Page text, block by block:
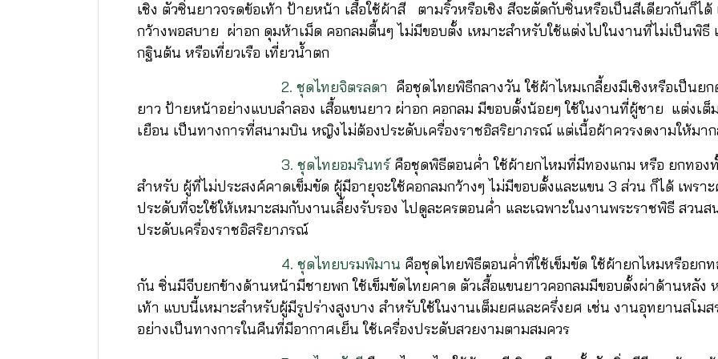
เชิง ตัวซิ่นยาวจรดข้อเท้า ป้ายหน้า เสื้อใช้ผ้าสี ตามริ้วหรือเชิง สีจะตัดกับซิ่นหรือเป็นสีเดียวกันก็ไ
กว้างพอสบาย ผ่าอก ดุมห้าเม็ด คอกลมตื้นๆ ไม่มีขอบตั้ง เหมาะสำหรับใช้แต่งไปในงานที่ไม่เป็นพิธี
กฐินต้น หรือเที่ยวเรือ เที่ยวน้ำตก
2. ชุดไทยจิตรลดา คือชุดไทยพิธีกลางวัน ใช้ผ้าไหมเกลี้ยงมีเชิงหรือเป็น
ยาว ป้ายหน้าอย่างแบบลำลอง เสื้อแขนยาว ผ่าอก คอกลม มีขอบตั้งน้อยๆ ใช้ในงานที่ผู้ชาย แต่งเ
เยือน เป็นทางการที่สนามบิน หญิงไม่ต้องประดับเครื่องราชอิสริยาภรณ์ แต่เนื้อผ้าควรงดงามให้มา
3. ชุดไทยอมรินทร์ คือชุดพิธีตอนค่ำ ใช้ผ้ายกไหมที่มีทองแกม หรือ ยกทอง
สำหรับ ผู้ที่ไม่ประสงค์คาดเข็มขัด ผู้มีอายุจะใช้คอกลมกว้างๆ ไม่มีขอบตั้งและแขน 3 ส่วน ก็ได้ เพรา
ประดับที่จะใช้ให้เหมาะสมกับงานเลี้ยงรับรอง ไปดูละครตอนค่ำ และเฉพาะในงานพระราชพิธี สว
ประดับเครื่องราชอิสริยาภรณ์
4. ชุดไทยบรมพิมาน คือชุดไทยพิธีตอนค่ำที่ใช้เข็มขัด ใช้ผ้ายกไหมหรือย
กัน ซิ่นมีจีบยกข้างด้านหน้ามีชายพก ใช้เข็มขัดไทยคาด ตัวเสื้อแขนยาวคอกลมมีขอบตั้งผ่าด้านหลัง
เท้า แบบนี้เหมาะสำหรับผู้มีรูปร่างสูงบาง สำหรับใช้ในงานเต็มยศและครึ่งยศ เช่น งานอุทยานสโม
อย่างเป็นทางการในคืนที่มีอากาศเย็น ใช้เครื่องประดับสวยงามตามสมควร